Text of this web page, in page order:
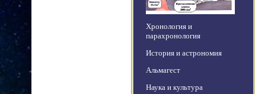
Хронология и
парахронология
История и астрономия
Альмагест
Наука и культура